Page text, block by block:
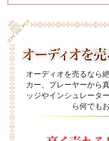
オーディオを売るなら
カー、プレーヤーから
ッジやインシュレータ
ら何でも